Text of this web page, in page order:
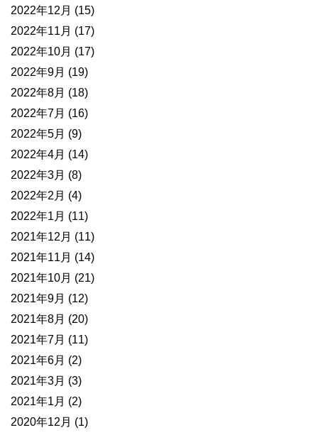
2022年12月 (15)
2022年11月 (17)
2022年10月 (17)
2022年9月 (19)
2022年8月 (18)
2022年7月 (16)
2022年5月 (9)
2022年4月 (14)
2022年3月 (8)
2022年2月 (4)
2022年1月 (11)
2021年12月 (11)
2021年11月 (14)
2021年10月 (21)
2021年9月 (12)
2021年8月 (20)
2021年7月 (11)
2021年6月 (2)
2021年3月 (3)
2021年1月 (2)
2020年12月 (1)